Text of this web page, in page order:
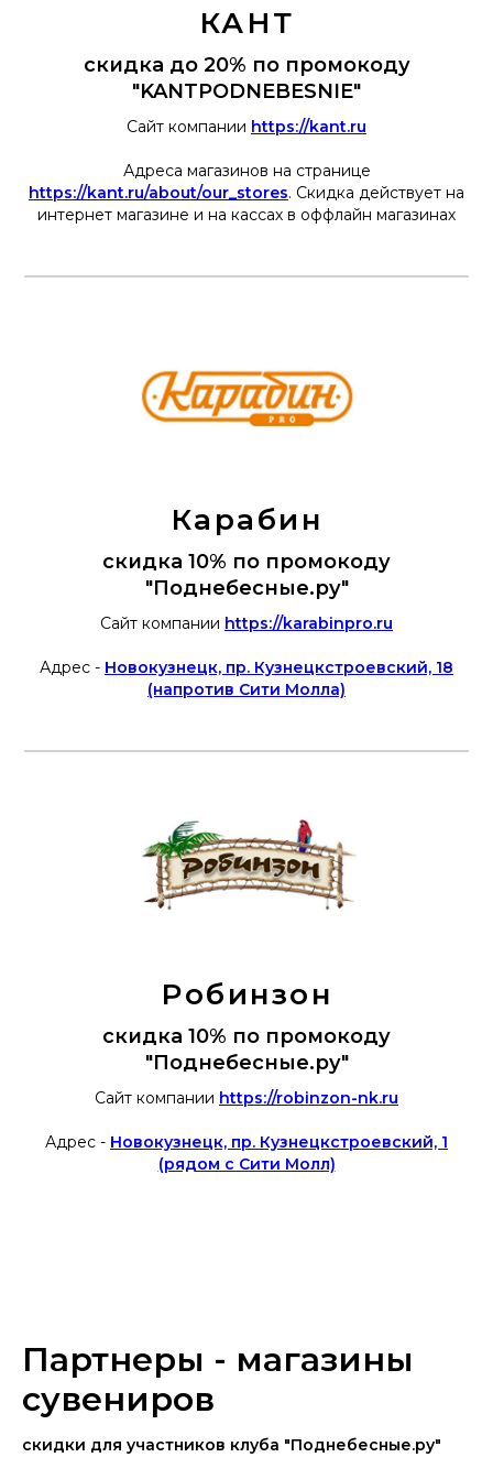
КАНТ
скидка до 20% по промокоду
"KANTPODNEBESNIE"
Сайт компании https://kant.ru
Адреса магазинов на странице
https://kant.ru/about/our_stores. Скидка действует на
интернет магазине и на кассах в оффлайн магазинах
Карабин
скидка 10% по промокоду
"Поднебесные.ру"
Сайт компании https://karabinpro.ru
Адрес - Новокузнецк, пр. Кузнецкстроевский, 18
(напротив Сити Молла)
Робинзон
скидка 10% по промокоду
"Поднебесные.ру"
Сайт компании https://robinzon-nk.ru
Адрес - Новокузнецк, пр. Кузнецкстроевский, 1
(рядом с Сити Молл)
Партнеры - магазины
сувениров
скидки для участников клуба "Поднебесные.ру"